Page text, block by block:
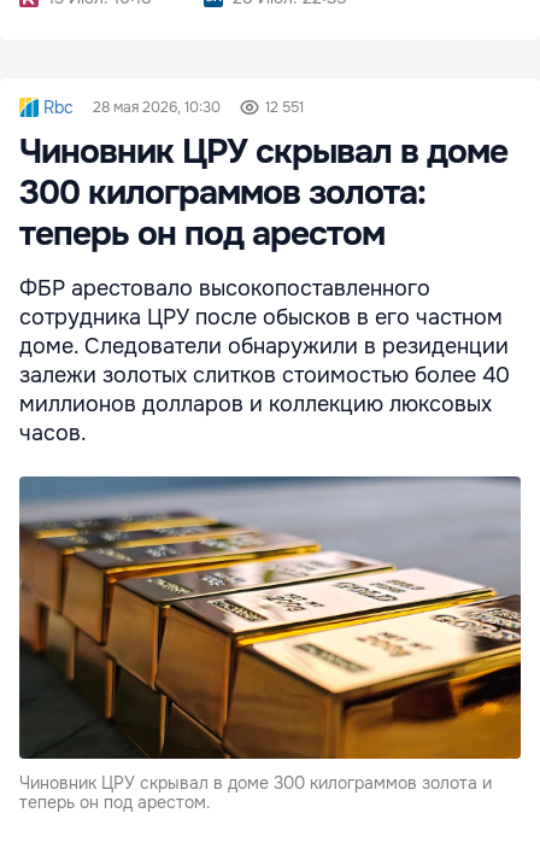
Rbc 28 мая 2026, 10:30 12 551
Чиновник ЦРУ скрывал в доме
300 килограммов золота:
теперь он под арестом
ФБР арестовало высокопоставленного
сотрудника ЦРУ после обысков в его частном
доме. Следователи обнаружили в резиденции
залежи золотых слитков стоимостью более 40
миллионов долларов и коллекцию люксовых
часов.
Чиновник ЦРУ скрывал в доме 300 килограммов золота и
теперь он под арестом.